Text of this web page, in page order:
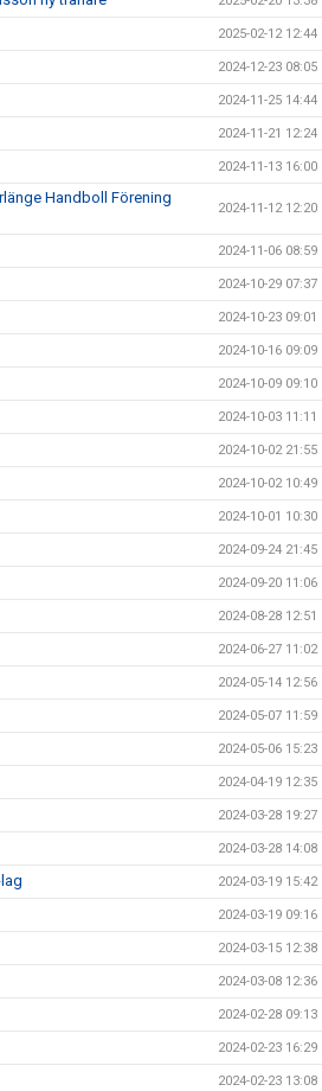
2025-02-12 12:44
2024-12-23 08:05
2024-11-25 14:44
2024-11-21 12:24
2024-11-13 16:00
Handboll Förening
2024-11-12 12:20
2024-11-06 08:59
2024-10-29 07:37
2024-10-23 09:01
2024-10-16 09:09
2024-10-09 09:10
2024-10-03 11:11
2024-10-02 21:55
2024-10-02 10:49
2024-10-01 10:30
2024-09-24 21:45
2024-09-20 11:06
2024-08-28 12:51
2024-06-27 11:02
2024-05-14 12:56
2024-05-07 11:59
2024-05-06 15:23
2024-04-19 12:35
2024-03-28 19:27
2024-03-28 14:08
2024-03-19 15:42
2024-03-19 09:16
2024-03-15 12:38
2024-03-08 12:36
2024-02-28 09:13
2024-02-23 16:29
2024-02-23 13:08